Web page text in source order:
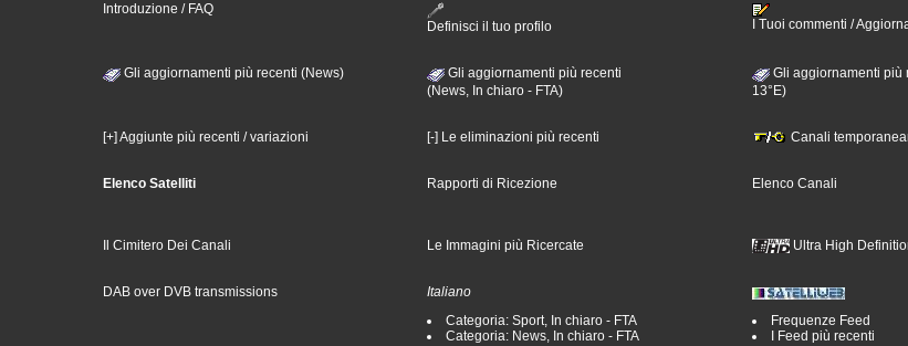
Introduzione / FAQ
Definisci il tuo profilo
I Tuoi commenti /
Gli aggiornamenti più recenti (News)
Gli aggiornamenti più recenti
(News, In chiaro - FTA)
Gli aggiornamenti più
13°E)
[+] Aggiunte più recenti / variazioni [-] Le eliminazioni più recenti Canali
Elenco Satelliti Rapporti di Ricezione Elenco Canali
Il Cimitero Dei Canali Le Immagini più Ricercate Ultra High
DAB over DVB transmissions
Italiano
Categoria: Sport, In chiaro - FTA
Categoria: News, In chiaro - FTA
Frequenze Feed
I Feed più recenti